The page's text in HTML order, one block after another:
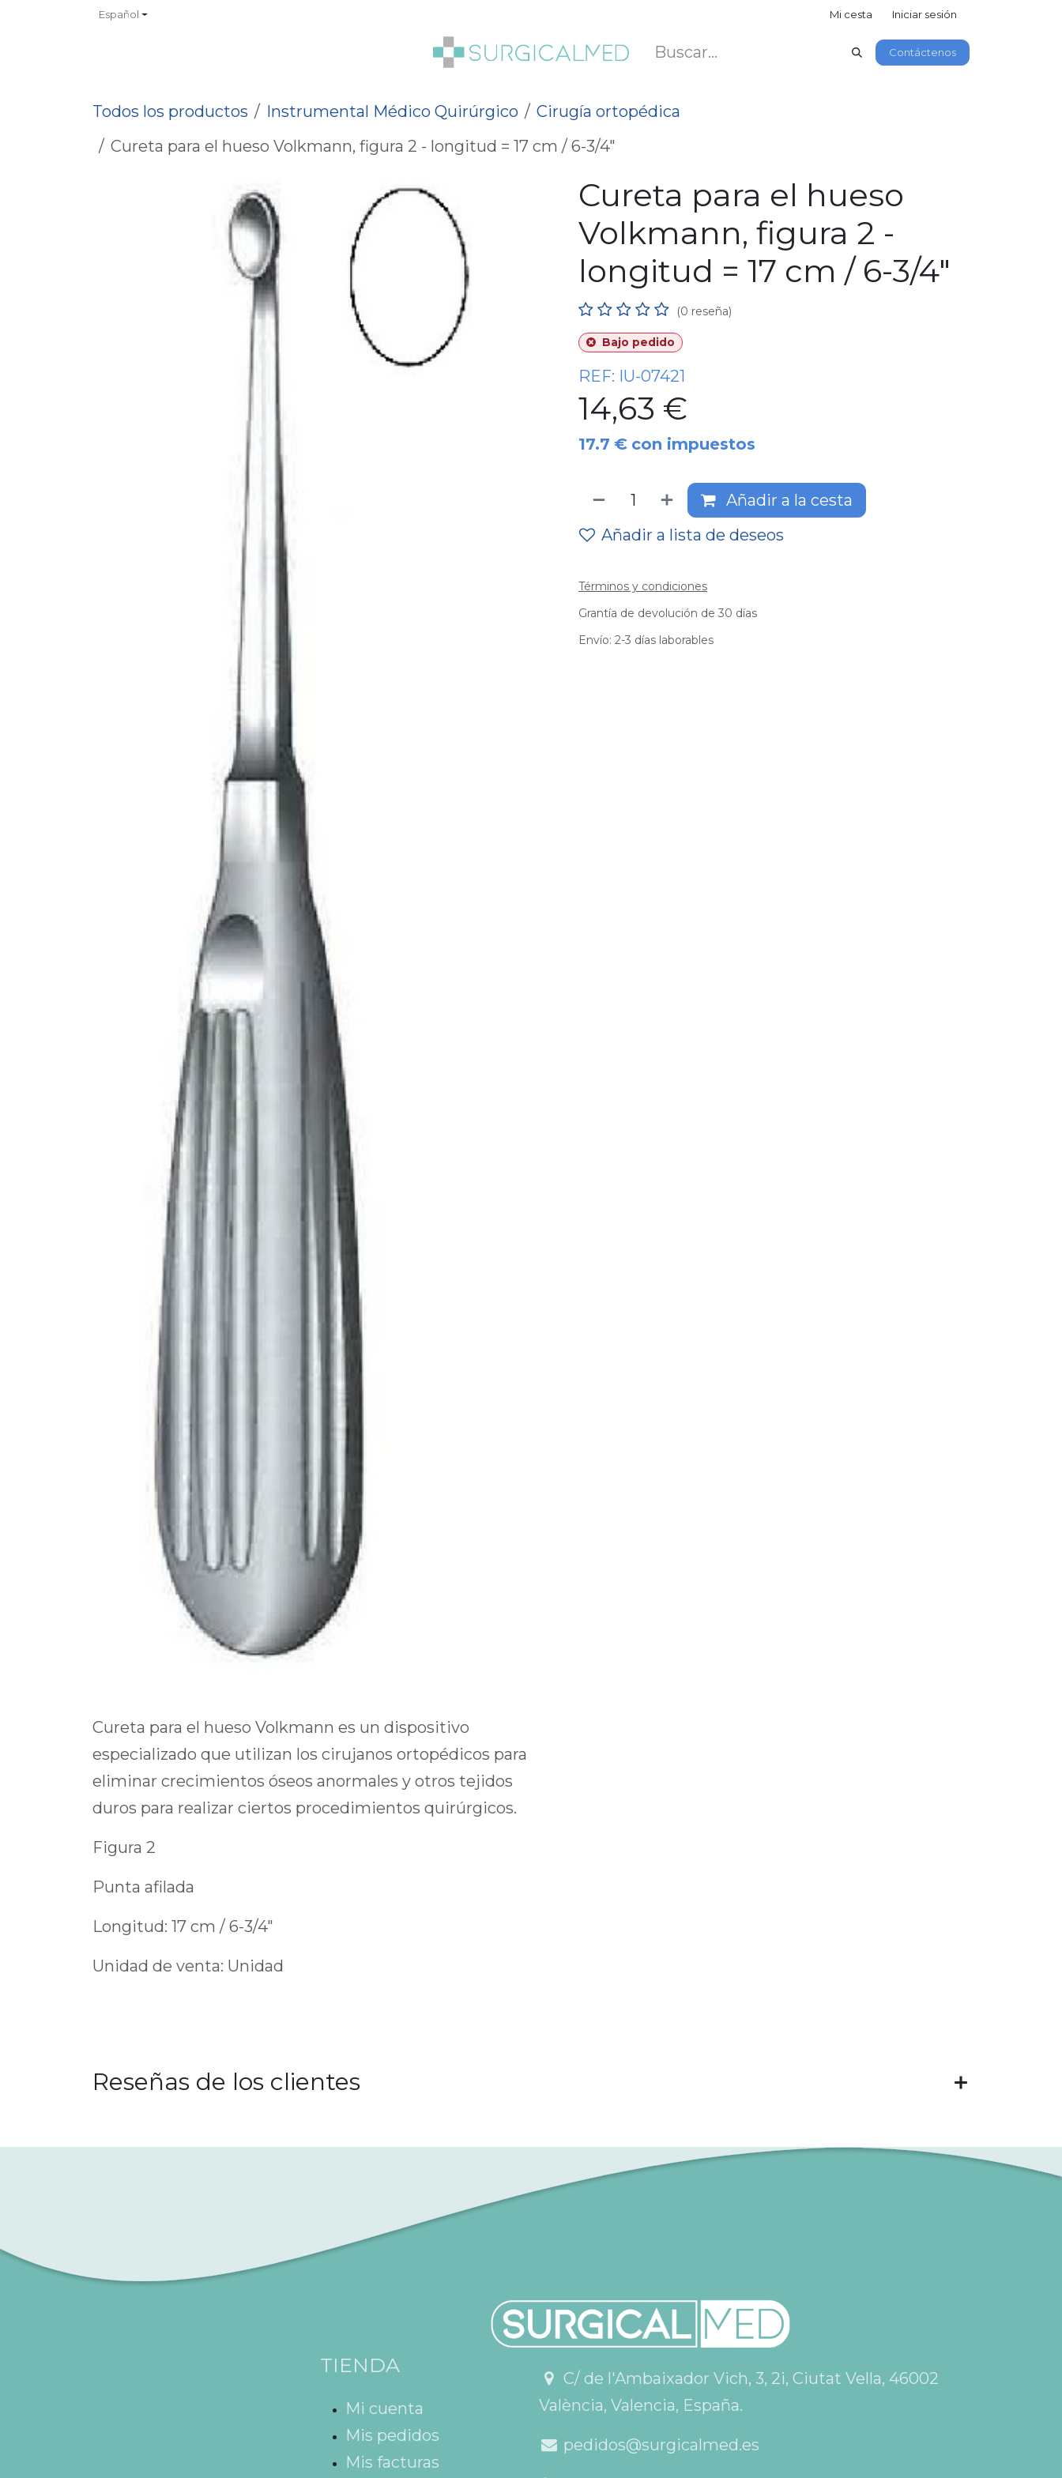
Ir al contenidoEspañol Mi cesta Iniciar sesión
Contáctenos
Todos los productos Instrumental Médico Quirúrgico
Cirugía ortopédica
Cureta para el hueso Volkmann, figura 2 - longitud = 17 cm / 6-3/4"
Cureta para el hueso Volkmann es un dispositivo
especializado que utilizan los cirujanos ortopédicos para
eliminar crecimientos óseos anormales y otros tejidos
duros para realizar ciertos procedimientos quirúrgicos.
Figura 2
Punta afilada
Longitud: 17 cm / 6-3/4"
Unidad de venta: Unidad
Cureta para el hueso
Volkmann, figura 2 -
longitud = 17 cm / 6-3/4"
(0 reseña)
Bajo pedido
REF: IU-07421
14,63 €
17.7 € con impuestos
Añadir a la cesta
Añadir a lista de deseos
Términos y condiciones
Grantía de devolución de 30 días
Envío: 2-3 días laborables
Reseñas de los clientes
C/ de l'Ambaixador Vich, 3, 2i, Ciutat Vella, 46002
València, Valencia, España.
pedidos@surgicalmed.es
TIENDA
Mi cuenta
Mis pedidos
Mis facturas